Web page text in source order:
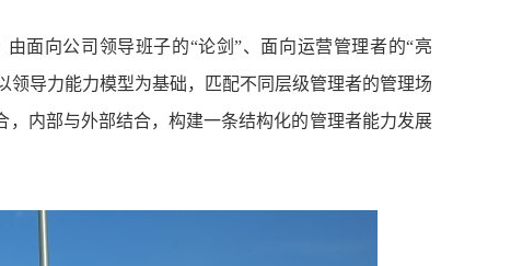
面向公司领导班子的“论剑”、面向运营管理者的“亮
领导力能力模型为基础，匹配不同层级管理者的管理场
内部与外部结合，构建一条结构化的管理者能力发展